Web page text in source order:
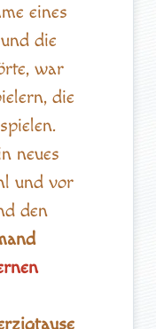
eines
die
war
die
neues
und vor
den